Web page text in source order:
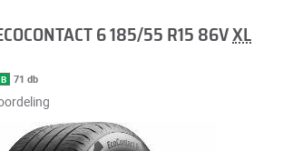
6 185/55 R15 86V XL
B 71 db